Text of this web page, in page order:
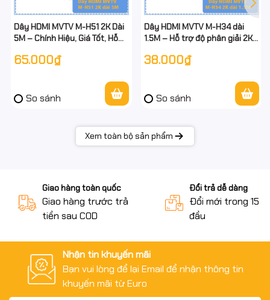
Dây HDMI MVTV M-H51 2K Dài
5M – Chính Hiệu, Giá Tốt, Hỗ
65.000₫
So sánh
Dây HDMI MVTV M-H34 dài
1.5M – Hỗ trợ độ phân giải 2K
38.000₫
So sánh
Xem toàn bộ sản phẩm
Giao hàng toàn quốc
Giao hàng trước trả
tiền sau COD
Đổi trả dễ dàng
Đổi mới trong 15
đầu
Nhận tin khuyến mãi
Bạn vui lòng để lại Email để nhận thông tin
khuyến mãi từ Euro